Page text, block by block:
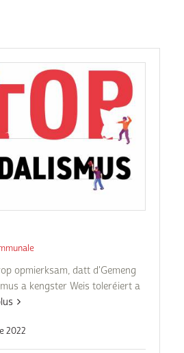
opmierksam, datt d'Gemeng
a kengster Weis toleréiert a
2022